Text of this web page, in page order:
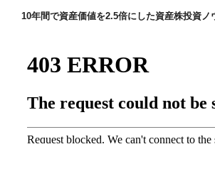
ー
ョ
ン
10年間で資産価値を2.5倍にした資産株投資ノ